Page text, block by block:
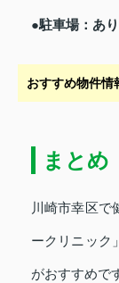
●駐車場：あり
おすすめ物件情
まとめ
川崎市幸区で
ークリニック
がおすすめで